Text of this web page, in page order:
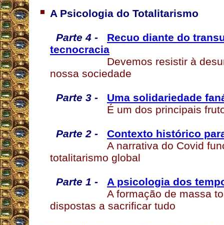
A Psicologia do Totalitarismo
Parte 4 -
Recuo diante do
tecnocracia
Devemos resistir à
nossa sociedade
Parte 3 -
Uma solidariedade
É um dos principais
Parte 2 -
Contexto histórico
A narrativa do Covid
totalitarismo global
Parte 1 -
A psicologia dos
A formação de massa
dispostas a sacrificar tudo